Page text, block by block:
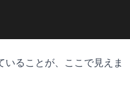
ることが、ここで見えま